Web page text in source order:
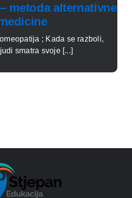
metoda alternativne
; Kada se razboli,
smatra svoje [...]